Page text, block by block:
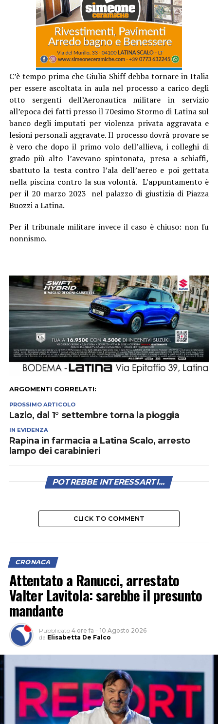
C’è tempo prima che Giulia Shiff debba tornare in Italia
per essere ascoltata in aula nel processo a carico degli
otto sergenti dell’Aeronautica militare in servizio
all’epoca dei fatti presso il 70esimo Stormo di Latina sul
banco degli imputati per violenza privata aggravata e
lesioni personali aggravate. Il processo dovrà provare se
è vero che dopo il primo volo dell’allieva, i colleghi di
grado più alto l’avevano spintonata, presa a schiaffi,
sbattuto la testa contro l’ala dell’aereo e poi gettata
nella piscina contro la sua volontà. L’appuntamento è
per il 20 marzo 2023 nel palazzo di giustizia di Piazza
Buozzi a Latina.
Per il tribunale militare invece il caso è chiuso: non fu
nonnismo.
ARGOMENTI CORRELATI:
PROSSIMO ARTICOLO
Lazio, dal 1° settembre torna la pioggia
IN EVIDENZA
Rapina in farmacia a Latina Scalo, arresto
lampo dei carabinieri
POTREBBE INTERESSARTI...
CLICK TO COMMENT
CRONACA
Attentato a Ranucci, arrestato
Valter Lavitola: sarebbe il presunto
mandante
Pubblicato 4 ore fa – 10 Agosto 2026
da Elisabetta De Falco